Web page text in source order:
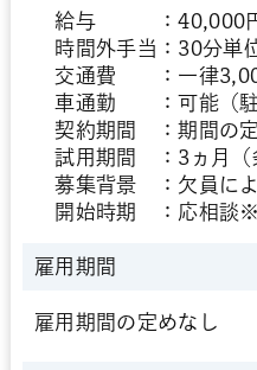
給与 ：40,000円
時間外手当：30分単
交通費 ：一律
車通勤 ：可能（駐
契約期間 ：期間の定
試用期間 ：3ヵ月（
募集背景 ：欠員に
開始時期 ：応相談※
雇用期間
雇用期間の定めなし